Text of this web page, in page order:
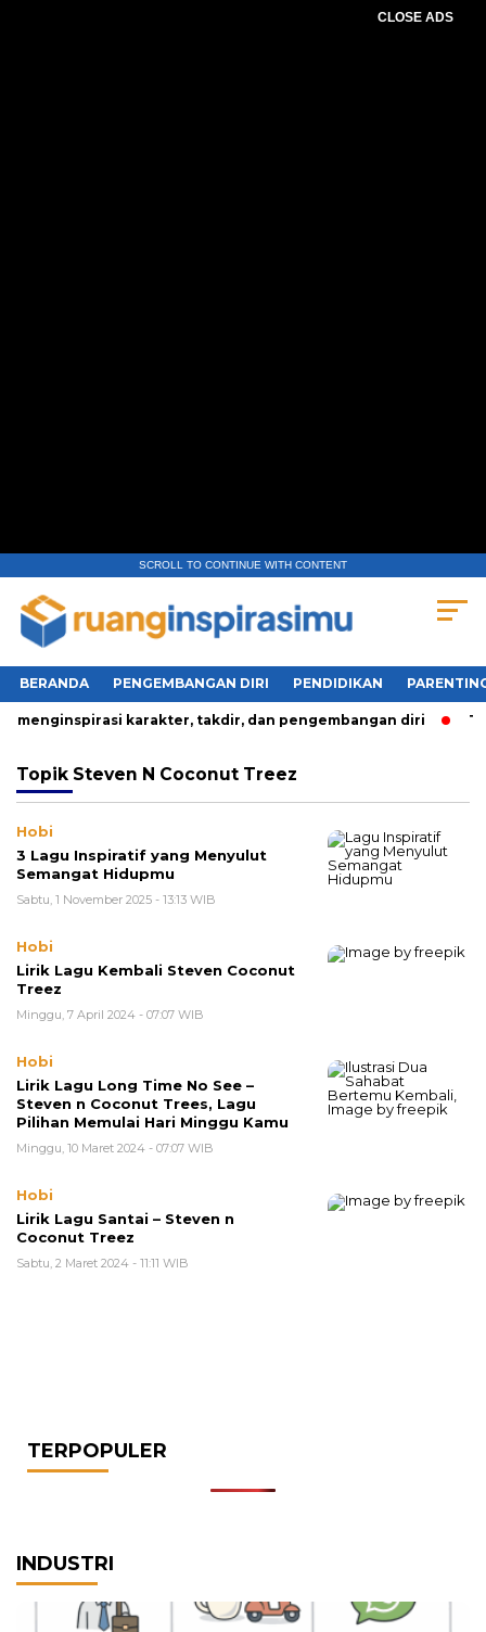
CLOSE ADS
SCROLL TO CONTINUE WITH CONTENT
BERANDA PENGEMBANGAN DIRI PENDIDIKAN
karakter, takdir, dan pengembangan diri
Topik Steven N Coconut Treez
Hobi
3 Lagu Inspiratif yang Menyulut
Semangat Hidupmu
Sabtu, 1 November 2025 - 13:13 WIB
Hobi
Lirik Lagu Kembali Steven Coconut
Treez
Minggu, 7 April 2024 - 07:07 WIB
Hobi
Lirik Lagu Long Time No See –
Steven n Coconut Trees, Lagu
Pilihan Memulai Hari Minggu Kamu
Minggu, 10 Maret 2024 - 07:07 WIB
Hobi
Lirik Lagu Santai – Steven n
Coconut Treez
Sabtu, 2 Maret 2024 - 11:11 WIB
TERPOPULER
INDUSTRI